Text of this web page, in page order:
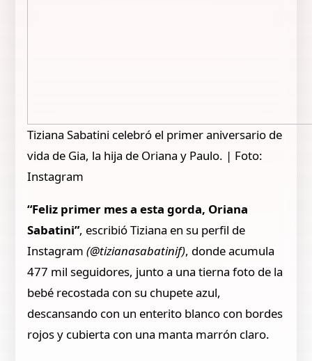
Tiziana Sabatini celebró el primer aniversario de
vida de Gia, la hija de Oriana y Paulo. | Foto:
Instagram
“Feliz primer mes a esta gorda, Oriana
Sabatini”, escribió Tiziana en su perfil de
Instagram(@tizianasabatinif), donde acumula
477 mil seguidores, junto a una tierna foto de la
bebé recostada con su chupete azul,
descansando con un enterito blanco con bordes
rojos y cubierta con una manta marrón claro.